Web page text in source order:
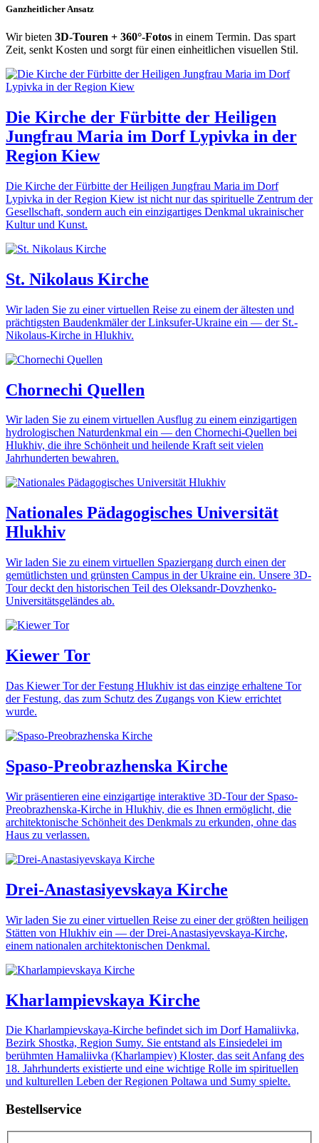
Ganzheitlicher Ansatz
Wir bieten 3D-Touren + 360°-Fotos in einem Termin. Das spart
Zeit, senkt Kosten und sorgt für einen einheitlichen visuellen Stil.
Die Kirche der Fürbitte der Heiligen
Jungfrau Maria im Dorf Lypivka in der
Region Kiew
Die Kirche der Fürbitte der Heiligen Jungfrau Maria im Dorf
Lypivka in der Region Kiew ist nicht nur das spirituelle Zentrum der
Gesellschaft, sondern auch ein einzigartiges Denkmal ukrainischer
Kultur und Kunst.
St. Nikolaus Kirche
Wir laden Sie zu einer virtuellen Reise zu einem der ältesten und
prächtigsten Baudenkmäler der Linksufer-Ukraine ein — der St.-
Nikolaus-Kirche in Hlukhiv.
Chornechi Quellen
Wir laden Sie zu einem virtuellen Ausflug zu einem einzigartigen
hydrologischen Naturdenkmal ein — den Chornechi-Quellen bei
Hlukhiv, die ihre Schönheit und heilende Kraft seit vielen
Jahrhunderten bewahren.
Nationales Pädagogisches Universität
Hlukhiv
Wir laden Sie zu einem virtuellen Spaziergang durch einen der
gemütlichsten und grünsten Campus in der Ukraine ein. Unsere 3D-
Tour deckt den historischen Teil des Oleksandr-Dovzhenko-
Universitätsgeländes ab.
Kiewer Tor
Das Kiewer Tor der Festung Hlukhiv ist das einzige erhaltene Tor
der Festung, das zum Schutz des Zugangs von Kiew errichtet
wurde.
Spaso-Preobrazhenska Kirche
Wir präsentieren eine einzigartige interaktive 3D-Tour der Spaso-
Preobrazhenska-Kirche in Hlukhiv, die es Ihnen ermöglicht, die
architektonische Schönheit des Denkmals zu erkunden, ohne das
Haus zu verlassen.
Drei-Anastasiyevskaya Kirche
Wir laden Sie zu einer virtuellen Reise zu einer der größten heiligen
Stätten von Hlukhiv ein — der Drei-Anastasiyevskaya-Kirche,
einem nationalen architektonischen Denkmal.
Kharlampievskaya Kirche
Die Kharlampievskaya-Kirche befindet sich im Dorf Hamaliivka,
Bezirk Shostka, Region Sumy. Sie entstand als Einsiedelei im
berühmten Hamaliivka (Kharlampiev) Kloster, das seit Anfang des
18. Jahrhunderts existierte und eine wichtige Rolle im spirituellen
und kulturellen Leben der Regionen Poltawa und Sumy spielte.
Bestellservice